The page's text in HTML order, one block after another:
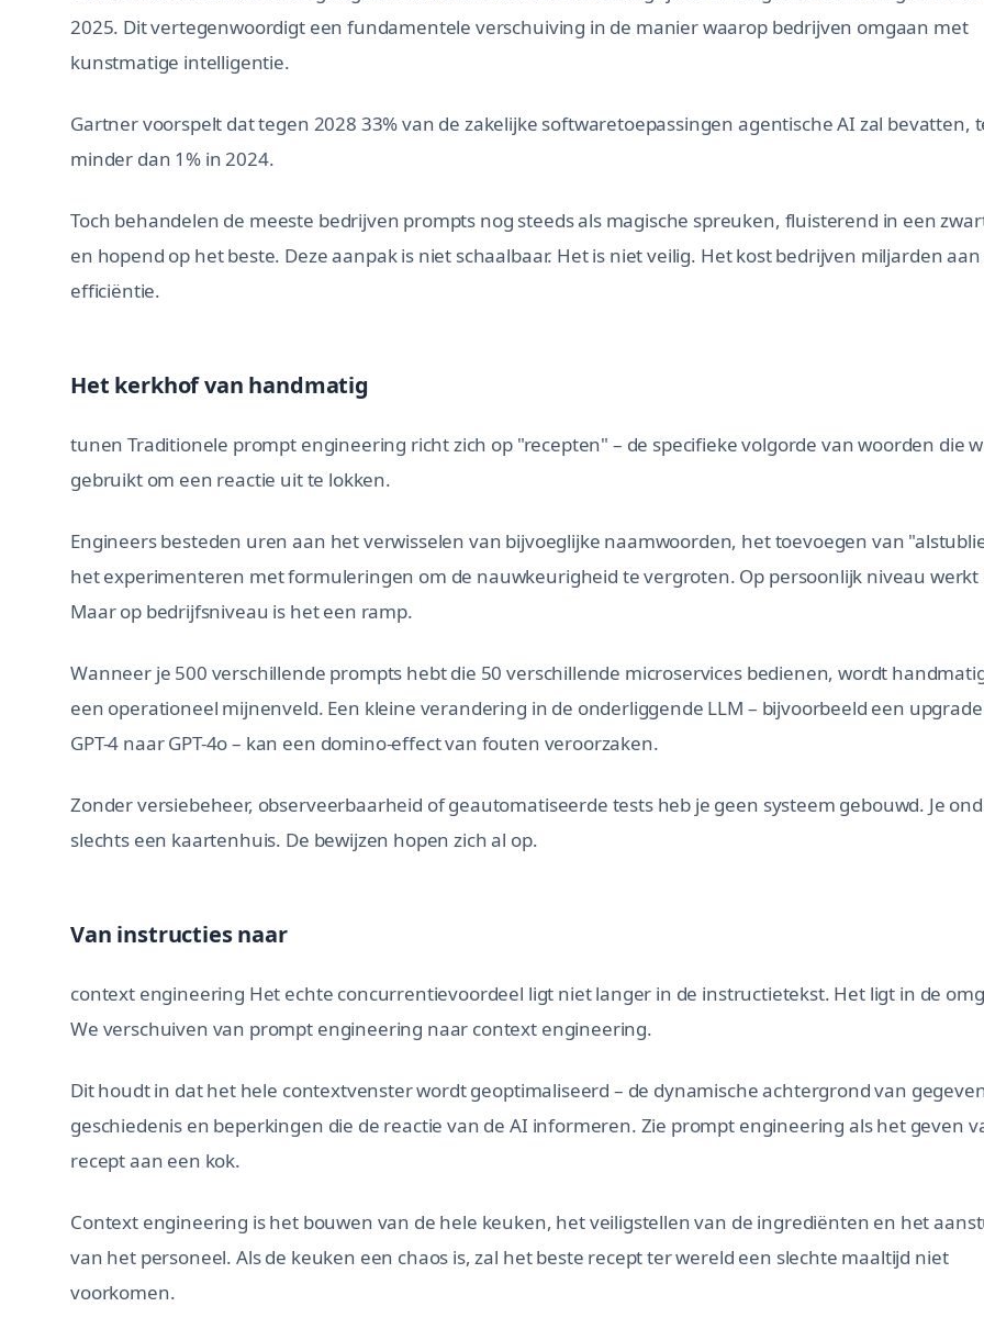
2025. Dit vertegenwoordigt een fundamentele verschuiving in de manier waarop bedrijven omgaan met
kunstmatige intelligentie.
Gartner voorspelt dat tegen 2028 33% van de zakelijke softwaretoepassingen agentische AI zal bevatten,
minder dan 1% in 2024.
Toch behandelen de meeste bedrijven prompts nog steeds als magische spreuken, fluisterend in een
en hopend op het beste. Deze aanpak is niet schaalbaar. Het is niet veilig. Het kost bedrijven miljarden aan
efficiëntie.
Het kerkhof van handmatig
tunen Traditionele prompt engineering richt zich op "recepten" – de specifieke volgorde van woorden die
gebruikt om een reactie uit te lokken.
Engineers besteden uren aan het verwisselen van bijvoeglijke naamwoorden, het toevoegen van
het experimenteren met formuleringen om de nauwkeurigheid te vergroten. Op persoonlijk niveau werkt
Maar op bedrijfsniveau is het een ramp.
Wanneer je 500 verschillende prompts hebt die 50 verschillende microservices bedienen, wordt
een operationeel mijnenveld. Een kleine verandering in de onderliggende LLM – bijvoorbeeld een
GPT-4 naar GPT-4o – kan een domino-effect van fouten veroorzaken.
Zonder versiebeheer, observeerbaarheid of geautomatiseerde tests heb je geen systeem gebouwd. Je
slechts een kaartenhuis. De bewijzen hopen zich al op.
Van instructies naar
context engineering Het echte concurrentievoordeel ligt niet langer in de instructietekst. Het ligt in de
We verschuiven van prompt engineering naar context engineering.
Dit houdt in dat het hele contextvenster wordt geoptimaliseerd – de dynamische achtergrond van
geschiedenis en beperkingen die de reactie van de AI informeren. Zie prompt engineering als het geven
recept aan een kok.
Context engineering is het bouwen van de hele keuken, het veiligstellen van de ingrediënten en het
van het personeel. Als de keuken een chaos is, zal het beste recept ter wereld een slechte maaltijd niet
voorkomen.